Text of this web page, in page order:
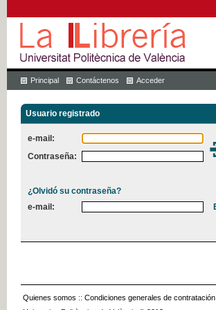
Principal Contáctenos Acceder
Usuario registrado
e-mail:
Contraseña:
¿Olvidó su contraseña?
e-mail:
Quienes somos :: Condiciones generales de contratación